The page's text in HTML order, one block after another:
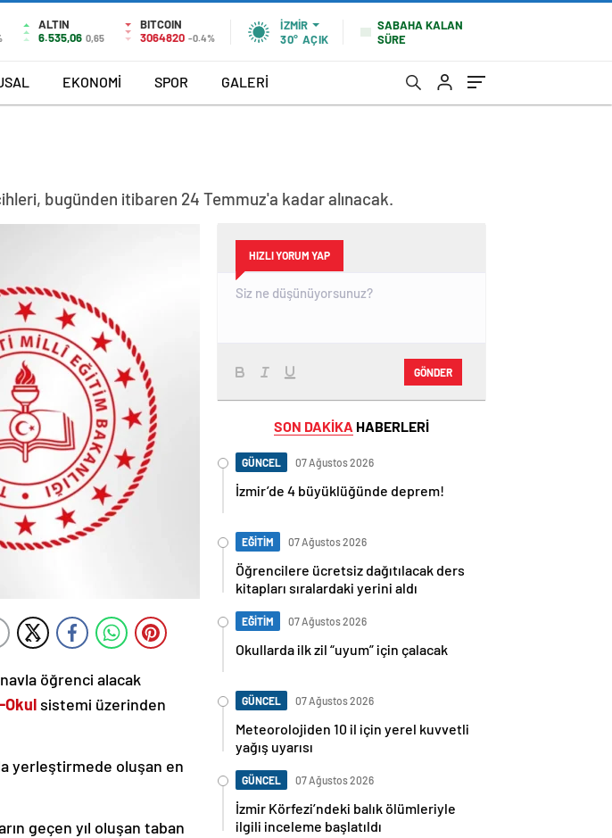
ALTIN
6.535,06 0,65
BITCOIN
3064820 -0.4%
İZMIR
30° AÇIK
SABAHA KALAN
SÜRE
EKONOMİ SPOR GALERİ
bugünden itibaren 24 Temmuz'a kadar alınacak.
öğrenci alacak
Okul sistemi üzerinden
yerleştirmede oluşan en
geçen yıl oluşan taban
HIZLI YORUM YAP
GÖNDER
SON DAKİKA HABERLERİ
GÜNCEL 07 Ağustos 2026
İzmir’de 4 büyüklüğünde deprem!
EĞİTİM 07 Ağustos 2026
Öğrencilere ücretsiz dağıtılacak ders
kitapları sıralardaki yerini aldı
EĞİTİM 07 Ağustos 2026
Okullarda ilk zil “uyum” için çalacak
GÜNCEL 07 Ağustos 2026
Meteorolojiden 10 il için yerel kuvvetli
yağış uyarısı
GÜNCEL 07 Ağustos 2026
İzmir Körfezi’ndeki balık ölümleriyle
ilgili inceleme başlatıldı